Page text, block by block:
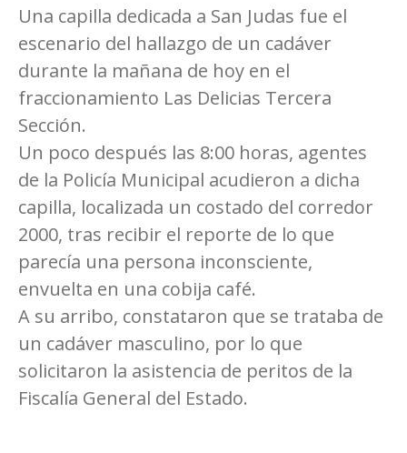
Una capilla dedicada a San Judas fue el
escenario del hallazgo de un cadáver
durante la mañana de hoy en el
fraccionamiento Las Delicias Tercera
Sección.
Un poco después las 8:00 horas, agentes
de la Policía Municipal acudieron a dicha
capilla, localizada un costado del corredor
2000, tras recibir el reporte de lo que
parecía una persona inconsciente,
envuelta en una cobija café.
A su arribo, constataron que se trataba de
un cadáver masculino, por lo que
solicitaron la asistencia de peritos de la
Fiscalía General del Estado.